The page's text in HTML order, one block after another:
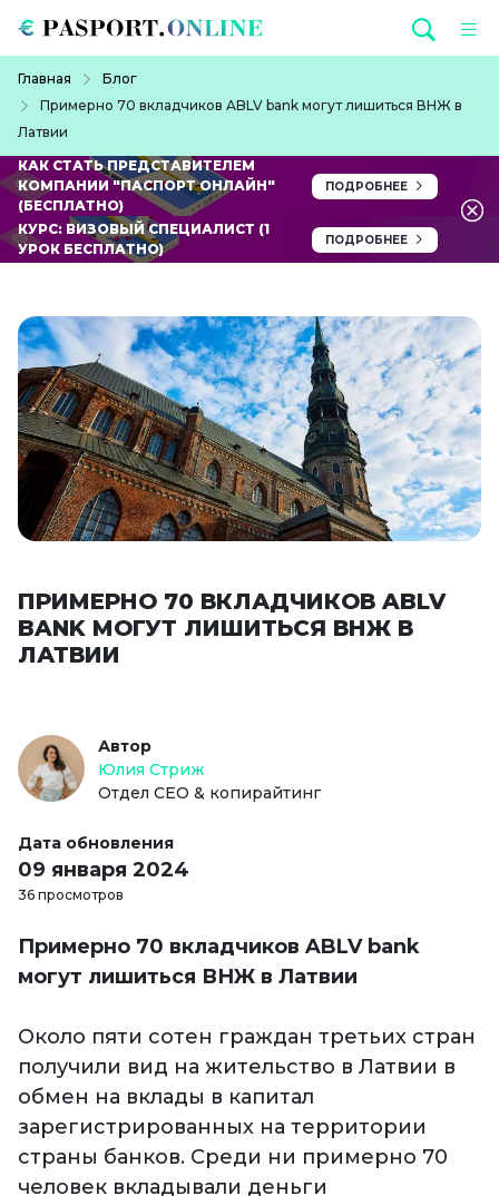
Главная
Блог
Примерно 70 вкладчиков ABLV bank могут лишиться ВНЖ в
Латвии
КАК СТАТЬ ПРЕДСТАВИТЕЛЕМ
КОМПАНИИ "ПАСПОРТ ОНЛАЙН"
(БЕСПЛАТНО)
ПОДРОБНЕЕ
КУРС: ВИЗОВЫЙ СПЕЦИАЛИСТ (1
УРОК БЕСПЛАТНО)
ПОДРОБНЕЕ
ПРИМЕРНО 70 ВКЛАДЧИКОВ ABLV
BANK МОГУТ ЛИШИТЬСЯ ВНЖ В
ЛАТВИИ
Автор
Юлия Стриж
Отдел СЕО & копирайтинг
Дата обновления
09 января 2024
36 просмотров
Примерно 70 вкладчиков ABLV bank
могут лишиться ВНЖ в Латвии
Около пяти сотен граждан третьих стран
получили вид на жительство в Латвии в
обмен на вклады в капитал
зарегистрированных на территории
страны банков. Среди ни примерно 70
человек вкладывали деньги